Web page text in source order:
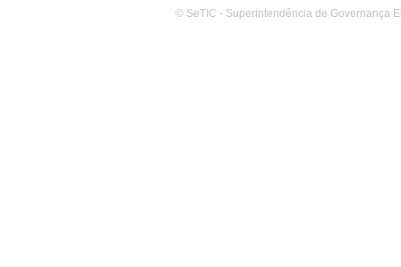
© SeTIC - Superintendência de Governança